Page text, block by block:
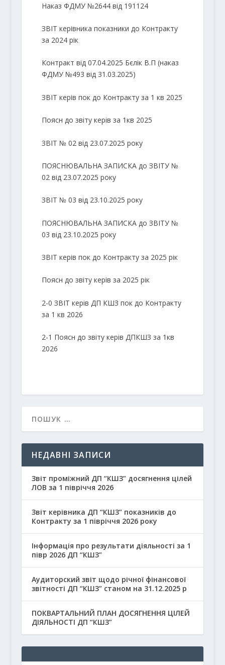
Наказ ФДМУ №2644 від 191124
ЗВІТ керівника показники до Контракту
за 2024 рік
Контракт від 07.04.2025 Бєлік В.П (наказ
ФДМУ №493 від 31.03.2025)
ЗВІТ керів пок до Контракту за 1 кв 2025
Поясн до звіту керів за 1кв 2025
ЗВІТ № 02 від 23.07.2025 року
ПОЯСНЮВАЛЬНА ЗАПИСКА до ЗВІТУ №
02 від 23.07.2025 року
ЗВІТ № 03 від 23.10.2025 року
ПОЯСНЮВАЛЬНА ЗАПИСКА до ЗВІТУ №
03 від 23.10.2025 року
ЗВІТ керів пок до Контракту за 2025 рік
Поясн до звіту керів за 2025 рік
2-0 ЗВІТ керів ДП КШЗ пок до Контракту
за 1 кв 2026
2-1 Поясн до звіту керів ДПКШЗ за 1кв
2026
НЕДАВНІ ЗАПИСИ
Звіт проміжний ДП “КШЗ” досягнення цілей
ЛОВ за 1 півріччя 2026
Звіт керівника ДП “КШЗ” показників до
Контракту за 1 півріччя 2026 року
Інформація про результати діяльності за 1
півр 2026 ДП “КШЗ”
Аудиторский звіт щодо річної фінансової
звітності ДП “КШЗ” станом на 31.12.2025 р
ПОКВАРТАЛЬНИЙ ПЛАН ДОСЯГНЕННЯ ЦІЛЕЙ
ДІЯЛЬНОСТІ ДП “КШЗ”